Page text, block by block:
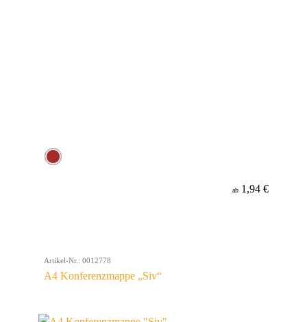
ab 1,94 €
Artikel-Nr.: 0012778
A4 Konferenzmappe „Siv“